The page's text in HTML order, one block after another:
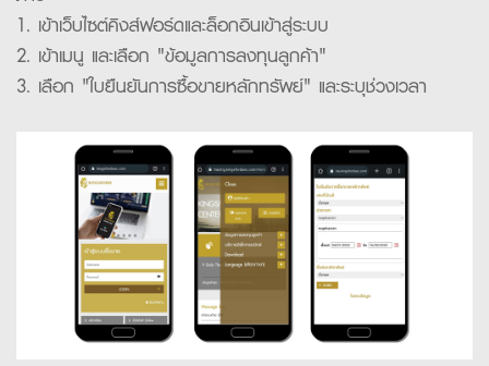
1. เข้าเว็บไซต์คิงส์ฟอร์ดและล็อกอินเข้าสู่ระบบ
2. เข้าเมนู และเลือก "ข้อมูลการลงทุนลูกค้า"
3. เลือก "ใบยืนยันการซื้อขายหลักทรัพย์" และระบุช่วงเวลา